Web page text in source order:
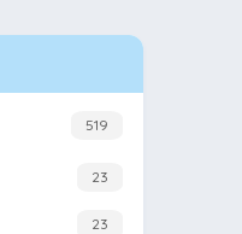
519
23
23